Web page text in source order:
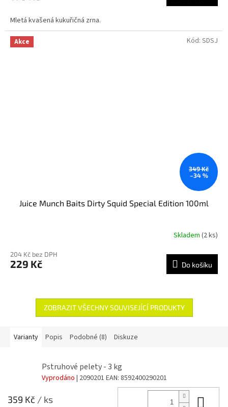
Mletá kvašená kukuřičná zrna.
Akce
349 Kč
–34 %
Juice Munch Baits Dirty Squid Special Edition 100ml
Skladem (2 ks)
204 Kč bez DPH
229 Kč Do košíku
Kód: SDSJ
ZOBRAZIT VŠECHNY SOUVISEJÍCÍ PRODUKTY
Varianty Popis Podobné (8) Diskuze
Pstruhové pelety - 3 kg
Vyprodáno | 2090201 EAN: 8592400290201
359 Kč / ks